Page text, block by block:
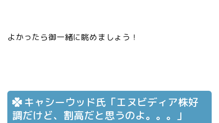
よかったら御一緒に眺めましょう！
キャシーウッド氏「エヌビディア株好
調だけど、割高だと思うのよ。。。」